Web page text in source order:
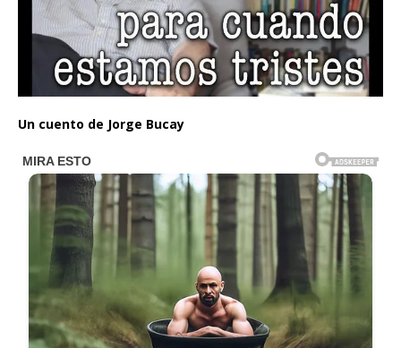
Un cuento de Jorge Bucay